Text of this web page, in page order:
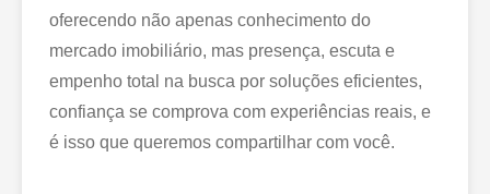
oferecendo não apenas conhecimento do
mercado imobiliário, mas presença, escuta e
empenho total na busca por soluções eficientes,
confiança se comprova com experiências reais, e
é isso que queremos compartilhar com você.